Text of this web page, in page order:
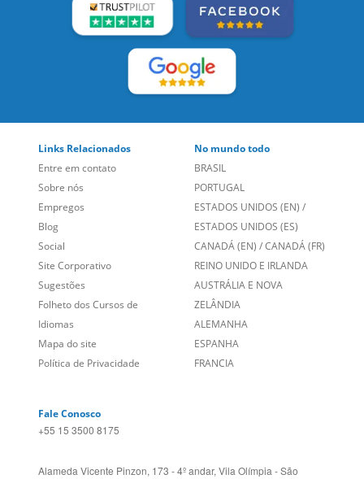
Links Relacionados
Entre em contato
Sobre nós
Empregos
Blog
Social
Site Corporativo
Sugestões
Folheto dos Cursos de
Idiomas
Mapa do site
Política de Privacidade
No mundo todo
BRASIL
PORTUGAL
ESTADOS UNIDOS (EN) /
ESTADOS UNIDOS (ES)
CANADÁ (EN) /CANADÁ (FR)
REINO UNIDO E IRLANDA
AUSTRÁLIA E NOVA
ZELÂNDIA
ALEMANHA
ESPANHA
FRANCIA
Fale Conosco
+55 15 3500 8175
Alameda Vicente Pinzon, 173 - 4º andar, Vila Olímpia - São